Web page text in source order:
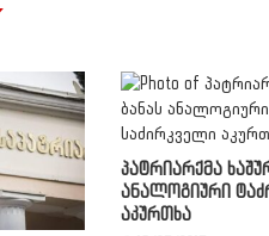
პატრიარქმა
ანალოგიური
აკურთხა